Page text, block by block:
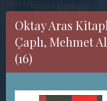
******Bülent Çaplı
Oktay Aras
Çaplı, Mehmet
(16)